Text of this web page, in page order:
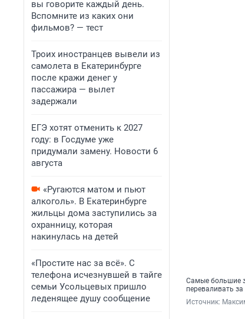
вы говорите каждый день.
Вспомните из каких они
фильмов? — тест
Троих иностранцев вывели из
самолета в Екатеринбурге
после кражи денег у
пассажира — вылет
задержали
ЕГЭ хотят отменить к 2027
году: в Госдуме уже
придумали замену. Новости 6
августа
«Ругаются матом и пьют
алкоголь». В Екатеринбурге
жильцы дома заступились за
охранницу, которая
накинулась на детей
«Простите нас за всё». С
телефона исчезнувшей в тайге
семьи Усольцевых пришло
леденящее душу сообщение
Самые большие
переваливать
Источник: